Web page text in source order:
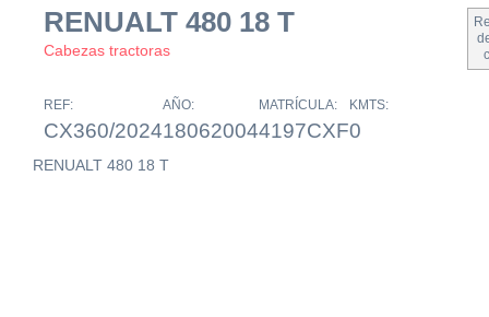
RENUALT 480 18 T
Cabezas tractoras
REF:
CX360/2024
AÑO:
18062004
MATRÍCULA:
4197CXF
KMTS:
0
RENUALT 480 18 T